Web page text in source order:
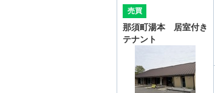
売買
那須町湯本 居室付き
テナント